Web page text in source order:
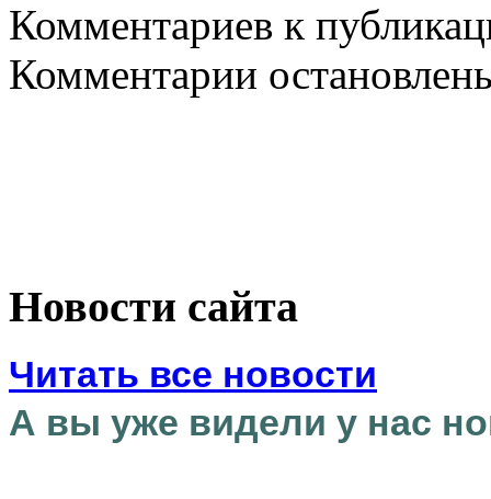
Комментариев к
Комментарии
Новости сайта
Читать все новости
А вы уже видели у нас